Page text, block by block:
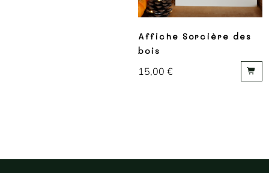
Affiche Sorcière des
bois
15,00€